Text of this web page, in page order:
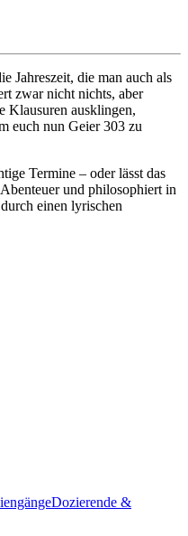
Jahreszeit, die man auch als
zwar nicht nichts, aber
Klausuren ausklingen,
euch nun Geier 303 zu
Termine – oder lässt das
und philosophiert in
einen lyrischen
Dozierende &